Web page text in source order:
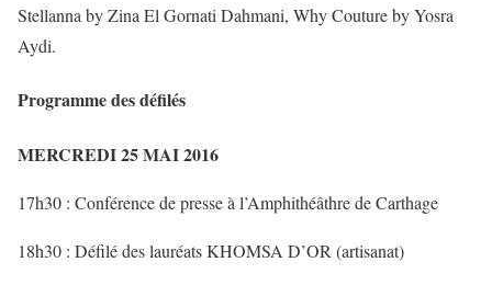
Stellanna by Zina El Gornati Dahmani, Why Couture by Yosra
Aydi.
Programme des défilés
MERCREDI 25 MAI 2016
17h30 : Conférence de presse à l’Amphithéâthre de Carthage
18h30 : Défilé des lauréats KHOMSA D’OR (artisanat)